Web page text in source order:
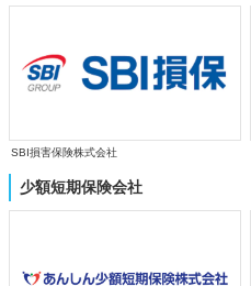
SBI損害保険株式会社
少額短期保険会社